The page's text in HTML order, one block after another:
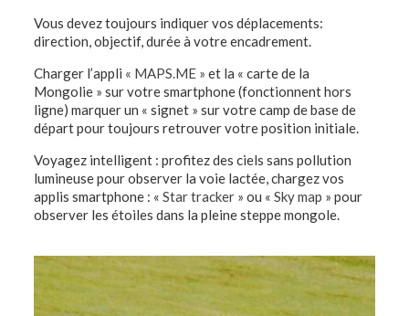
Vous devez toujours indiquer vos déplacements:
direction, objectif, durée à votre encadrement.
Charger l’appli « MAPS.ME » et la « carte de la
Mongolie » sur votre smartphone (fonctionnent hors
ligne) marquer un « signet » sur votre camp de base de
départ pour toujours retrouver votre position initiale.
Voyagez intelligent : profitez des ciels sans pollution
lumineuse pour observer la voie lactée, chargez vos
applis smartphone : « Star tracker» ou « Sky map » pour
observer les étoiles dans la pleine steppe mongole.